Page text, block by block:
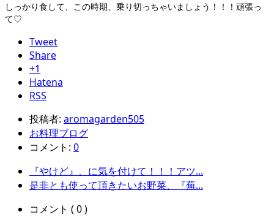
しっかり食して、この時期、乗り切っちゃいましょう！！！頑張っ
て♡
Tweet
Share
+1
Hatena
RSS
投稿者: aromagarden505
お料理ブログ
コメント: 0
『やけど』、に気を付けて！！！アツ...
是非とも使って頂きたいお野菜、『蕪...
コメント ( 0 )